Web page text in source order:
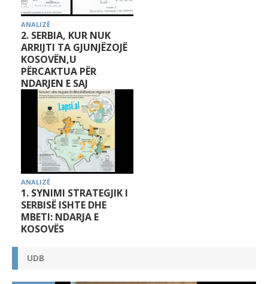
ANALIZË
2. SERBIA, KUR NUK
ARRIJTI TA GJUNJËZOJË
KOSOVËN,U
PËRCAKTUA PËR
NDARJEN E SAJ
ANALIZË
1. SYNIMI STRATEGJIK I
SERBISË ISHTE DHE
MBETI: NDARJA E
KOSOVËS
UDB